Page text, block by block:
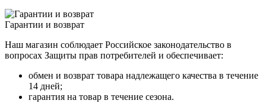
Гарантии и возврат
Наш магазин соблюдает Российское законодательство в
вопросах Защиты прав потребителей и обеспечивает:
обмен и возврат товара надлежащего качества в течение
14 дней;
гарантия на товар в течение сезона.